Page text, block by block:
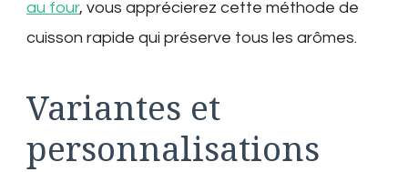
au four, vous apprécierez cette méthode de
cuisson rapide qui préserve tous les arômes.
Variantes et
personnalisations